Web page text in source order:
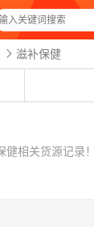
滋补保健
健相关货源记录！